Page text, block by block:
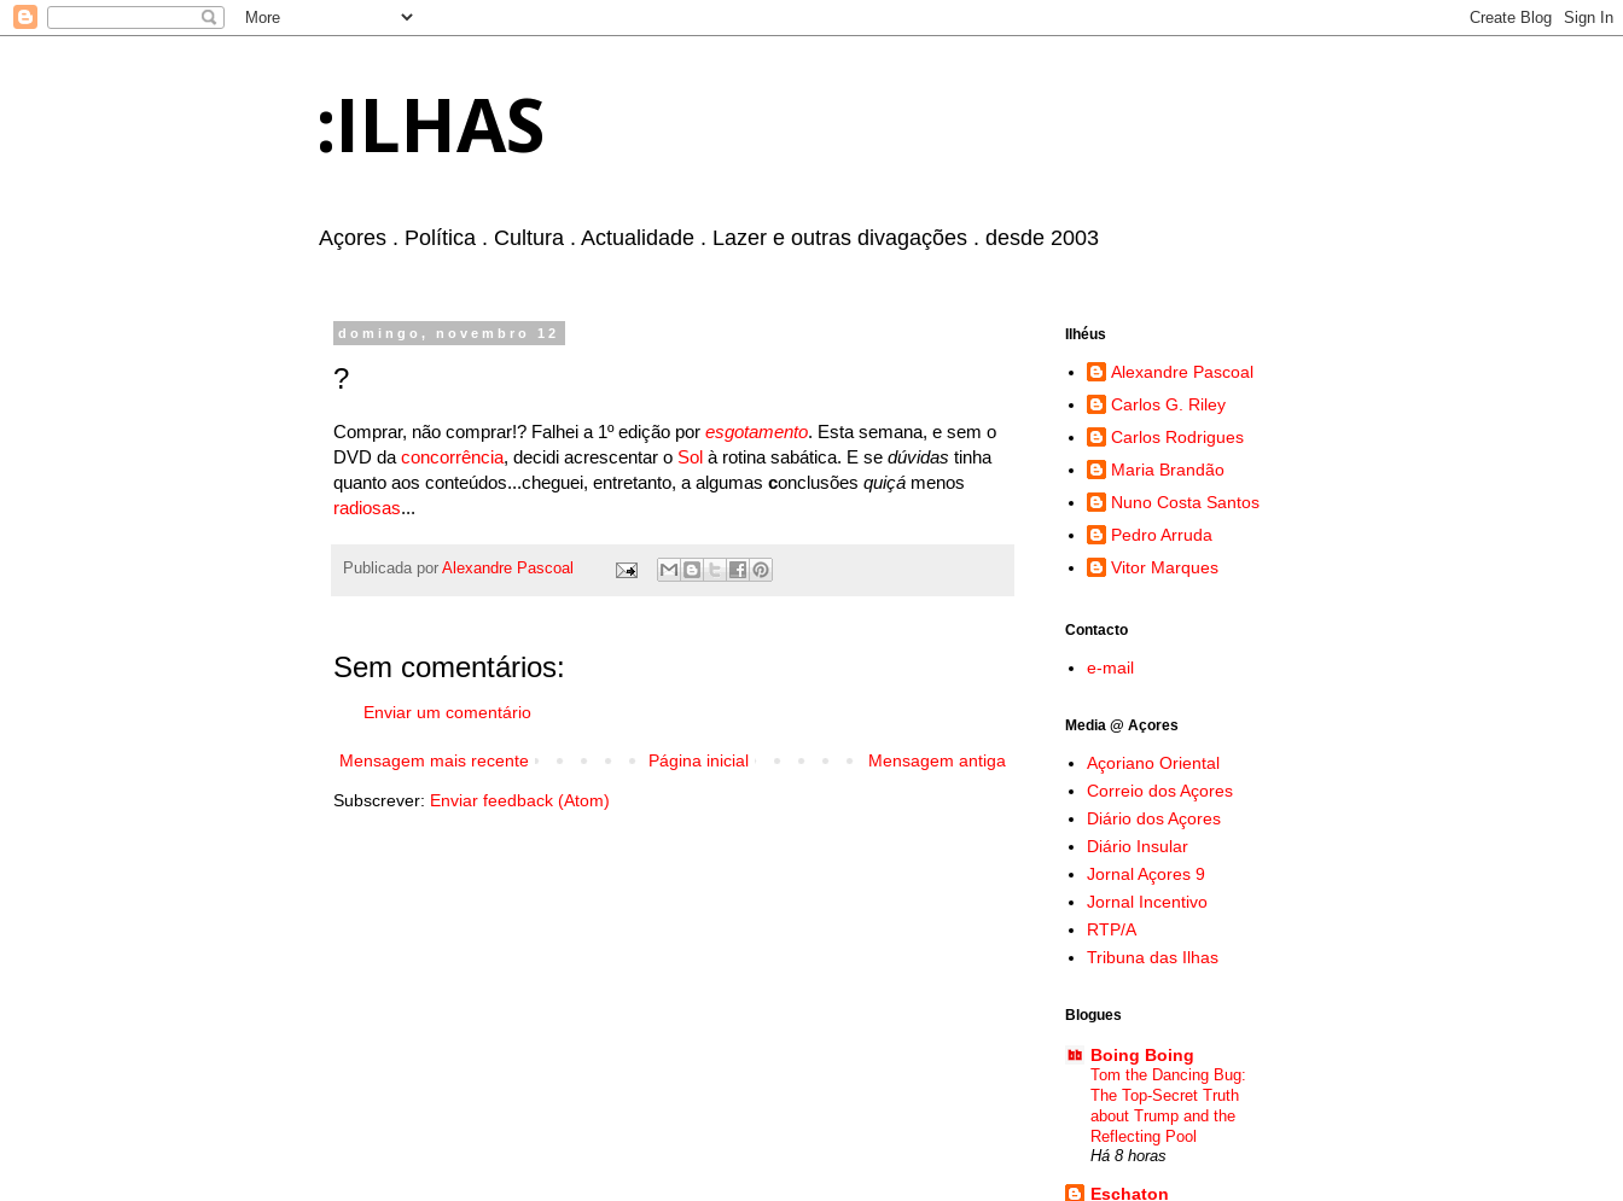
:ILHAS
Açores . Política . Cultura . Actualidade . Lazer e outras divagações . desde 2003
domingo, novembro 12
?
Comprar, não comprar!? Falhei a 1º edição por esgotamento. Esta semana, e sem o
DVD da concorrência, decidi acrescentar o Sol à rotina sabática. E se dúvidas tinha
quanto aos conteúdos...cheguei, entretanto, a algumas conclusões quiçá menos
radiosas...
Publicada por Alexandre Pascoal
Sem comentários:
Enviar um comentário
Mensagem mais recente Mensagem antiga
Página inicial
Subscrever: Enviar feedback (Atom)
Ilhéus
Alexandre Pascoal
Carlos G. Riley
Carlos Rodrigues
Maria Brandão
Nuno Costa Santos
Pedro Arruda
Vitor Marques
Contacto
e-mail
Media @ Açores
Açoriano Oriental
Correio dos Açores
Diário dos Açores
Diário Insular
Jornal Açores 9
Jornal Incentivo
RTP/A
Tribuna das Ilhas
Blogues
Boing Boing
Tom the Dancing Bug:
The Top-Secret Truth
about Trump and the
Reflecting Pool
Há 8 horas
Eschaton